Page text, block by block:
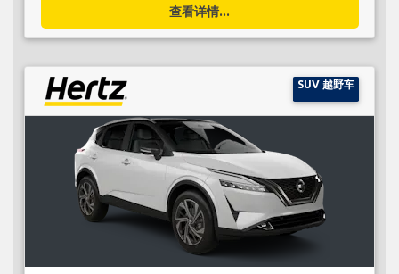
查看详情...
SUV 越野车